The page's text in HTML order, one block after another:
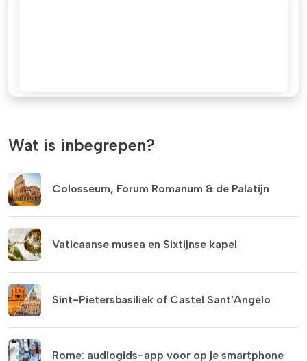
Wat is inbegrepen?
Colosseum, Forum Romanum & de Palatijn
Vaticaanse musea en Sixtijnse kapel
Sint-Pietersbasiliek of Castel Sant'Angelo
Rome: audiogids-app voor op je smartphone